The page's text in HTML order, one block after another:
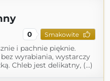
0 Smakowite
i pachnie pięknie.
wyrabiania, wystarczy
Chleb jest delikatny, (...)